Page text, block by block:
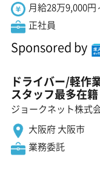
月給28万9,000円
正社員
Sponsored by
ドライバー/軽作
スタッフ最多在
ジョークネット株式
大阪府 大阪市
業務委託